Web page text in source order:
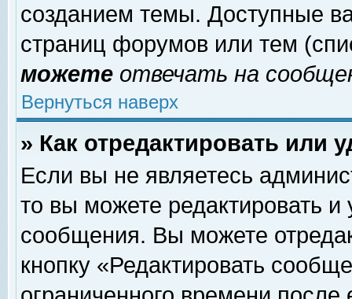
созданием темы. Доступные
страниц форумов или тем
можете отвечать на
Вернуться наверх
» Как отредактировать или
Если вы не являетесь
то вы можете редактировать и
сообщения. Вы можете
кнопку «Редактировать